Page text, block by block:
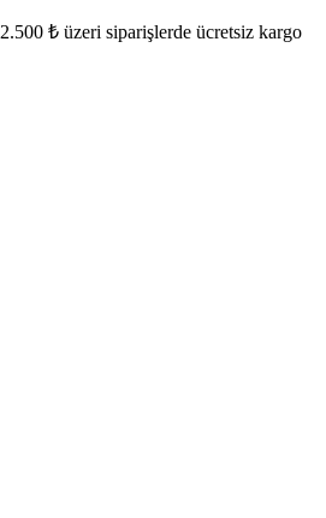
2.500 ₺ üzeri siparişlerde ücretsiz kargo